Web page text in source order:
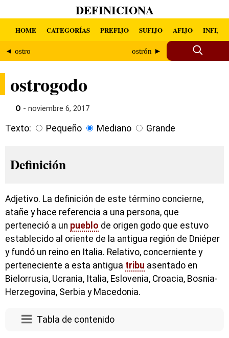
DEFINICIONA
HOME CATEGORÍAS PREFIJO SUFIJO AFIJO INFIJO
◄ ostro ostrón ►
ostrogodo
O - noviembre 6, 2017
Texto: Pequeño Mediano Grande
Definición
Adjetivo. La definición de este término concierne,
atañe y hace referencia a una persona, que
perteneció a un pueblo de origen godo que estuvo
establecido al oriente de la antigua región de Dniéper
y fundó un reino en Italia. Relativo, concerniente y
perteneciente a esta antigua tribu asentado en
Bielorrusia, Ucrania, Italia, Eslovenia, Croacia, Bosnia-
Herzegovina, Serbia y Macedonia.
Tabla de contenido